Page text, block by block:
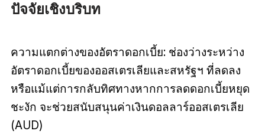
ปัจจัยเชิงบริบท
ความแตกต่างของอัตราดอกเบี้ย: ช่องว่างระหว่าง
อัตราดอกเบี้ยของออสเตรเลียและสหรัฐฯ ที่ลดลง
หรือแม้แต่การกลับทิศทางหากการลดดอกเบี้ยหยุด
ชะงัก จะช่วยสนับสนุนค่าเงินดอลลาร์ออสเตรเลีย
(AUD)